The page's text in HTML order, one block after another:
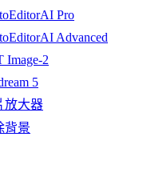
Pro
Advanced
Image-2
5
放大器
背景